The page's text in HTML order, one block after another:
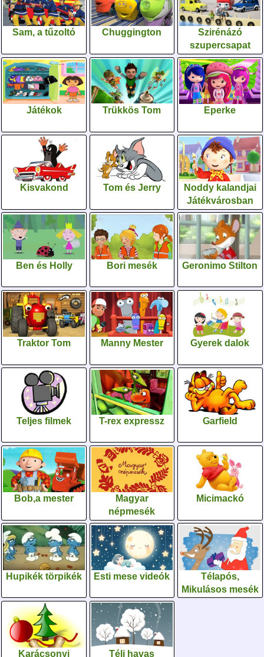
Sam, a tűzoltó Chuggington
Szirénázó
szupercsapat
Játékok Trükkös Tom Eperke
Kisvakond Tom és Jerry
Noddy kalandjai
Játékvárosban
Ben és Holly Bori mesék Geronimo Stilton
Traktor Tom Manny Mester Gyerek dalok
Teljes filmek T-rex expressz Garfield
Bob,a mester
Magyar
népmesék
Micimackó
Hupikék törpikék Esti mese videók
Télapós,
Mikulásos mesék
Karácsonyi Téli havas